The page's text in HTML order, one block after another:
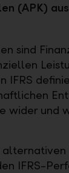
(APK)
sind
IFRS
wider und
IFRS-